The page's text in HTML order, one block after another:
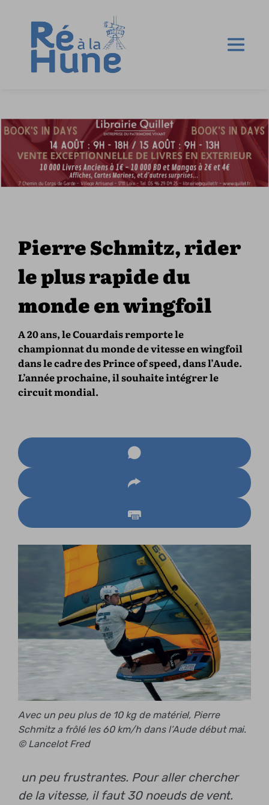
Pierre Schmitz, rider
le plus rapide du
monde en wingfoil
A 20 ans, le Couardais remporte le
championnat du monde de vitesse en wingfoil
dans le cadre des Prince of speed, dans l’Aude.
L’année prochaine, il souhaite intégrer le
circuit mondial.
Avec un peu plus de 10 kg de matériel, Pierre
Schmitz a frôlé les 60 km/h dans l’Aude début mai.
© Lancelot Fred
un peu frustrantes. Pour aller chercher
de la vitesse, il faut 30 noeuds de vent.